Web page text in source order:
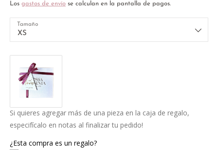
Los gastos de envío se calculan en la pantalla de pagos.
Tamaño
XS
Si quieres agregar más de una pieza en la caja de regalo,
especifícalo en notas al finalizar tu pedido!
¿Esta compra es un regalo?